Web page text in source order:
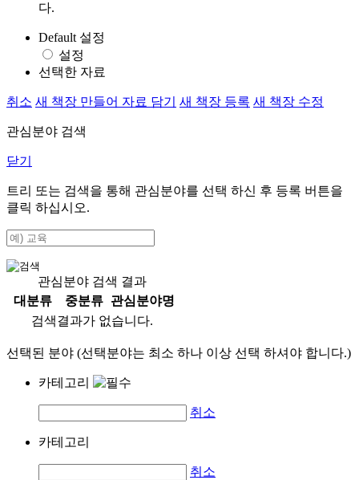
다.
Default 설정
설정
선택한 자료
취소 새 책장 만들어 자료 담기 새 책장 등록 새 책장 수정
관심분야 검색
닫기
트리 또는 검색을 통해 관심분야를 선택 하신 후 등록 버튼을
클릭 하십시오.
관심분야 검색 결과
대분류
중분류
관심분야명
검색결과가 없습니다.
선택된 분야 (선택분야는 최소 하나 이상 선택 하셔야 합니다.)
카테고리
취소
카테고리
취소